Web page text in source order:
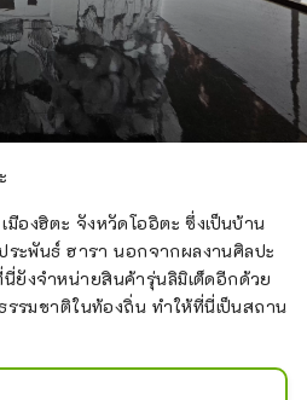
รถรับชมโรงละครหุ่นกระบอก
อายุกว่า 500 ปีได้
องฮิตะ จังหวัดโออิตะ ซึ่งเป็นบ้าน
ระพันธ์ ฮารา นอกจากผลงานศิลปะ
ยังจำหน่ายสินค้ารุ่นลิมิเต็ดอีกด้วย
รรมชาติในท้องถิ่น ทำให้ที่นี่เป็นสถาน